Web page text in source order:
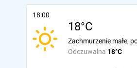
18:00
18°C
Odczuwalna 18°C
Zachmurzenie małe,